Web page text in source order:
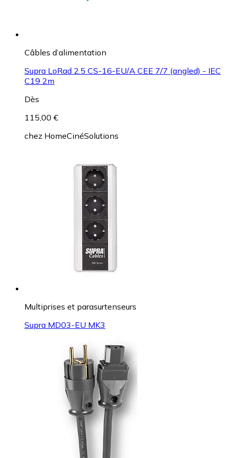
Câbles d’alimentation
Supra LoRad 2.5 CS-16-EU/A CEE 7/7 (angled) - IEC
C19 2m
Dès
115,00 €
chez HomeCinéSolutions
Multiprises et parasurtenseurs
Supra MD03-EU MK3